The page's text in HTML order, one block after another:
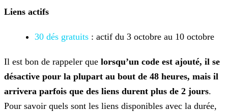
Liens actifs
30 dés gratuits : actif du 3 octobre au 10 octobre
Il est bon de rappeler que lorsqu’un code est ajouté, il se
désactive pour la plupart au bout de 48 heures, mais il
arrivera parfois que des liens durent plus de 2 jours.
Pour savoir quels sont les liens disponibles avec la durée,